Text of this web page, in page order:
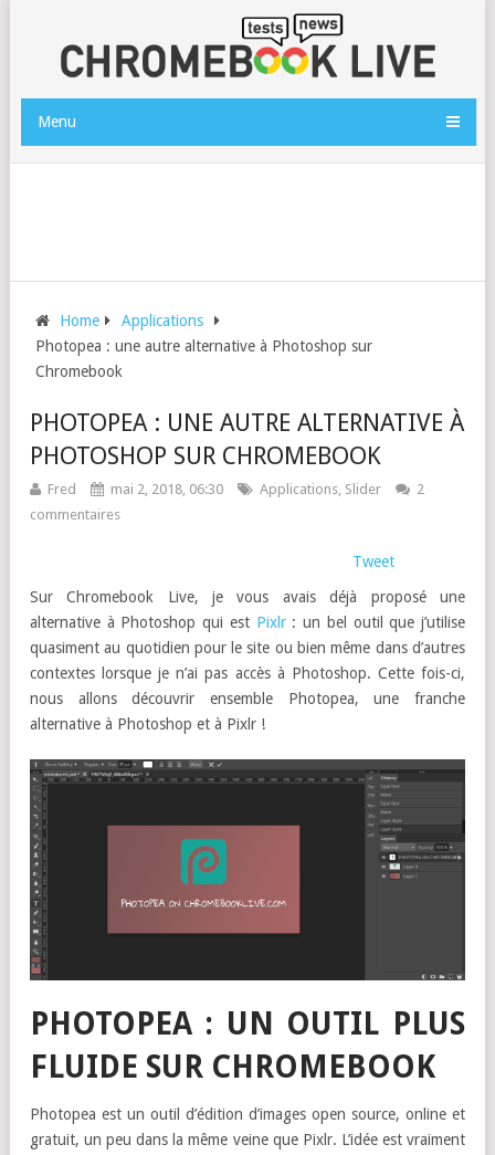
Menu
Home
Applications
Photopea : une autre alternative à Photoshop sur
Chromebook
PHOTOPEA : UNE AUTRE ALTERNATIVE À
PHOTOSHOP SUR CHROMEBOOK
Fred mai 2, 2018, 06:30 Applications, Slider
2
commentaires
Tweet
Sur Chromebook Live, je vous avais déjà proposé une
alternative à Photoshop qui est Pixlr: un bel outil que j’utilise
quasiment au quotidien pour le site ou bien même dans d’autres
contextes lorsque je n’ai pas accès à Photoshop. Cette fois-ci,
nous allons découvrir ensemble Photopea, une franche
alternative à Photoshop et à Pixlr !
PHOTOPEA : UN OUTIL PLUS
FLUIDE SUR CHROMEBOOK
Photopea est un outil d’édition d’images open source, online et
gratuit, un peu dans la même veine que Pixlr. L’idée est vraiment